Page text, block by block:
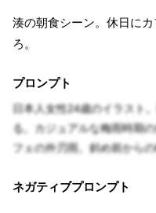
湊の朝食シーン。休日に
ろ。
プロンプト
日本人女性24歳のイラスト
る。カジュアルな梅雨時期
フェの外刃雨。斜め前からの
ネガティブプロンプト